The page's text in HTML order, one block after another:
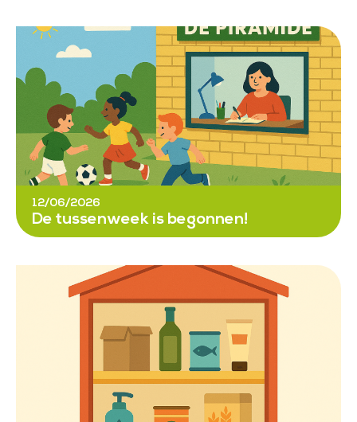
12/06/2026
De tussenweek is begonnen!